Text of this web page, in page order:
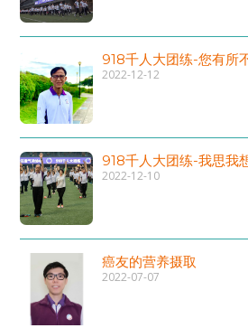
918千人大团练-您有所
2022-12-12
918千人大团练-我思我
2022-12-10
癌友的营养摄取
2022-07-07